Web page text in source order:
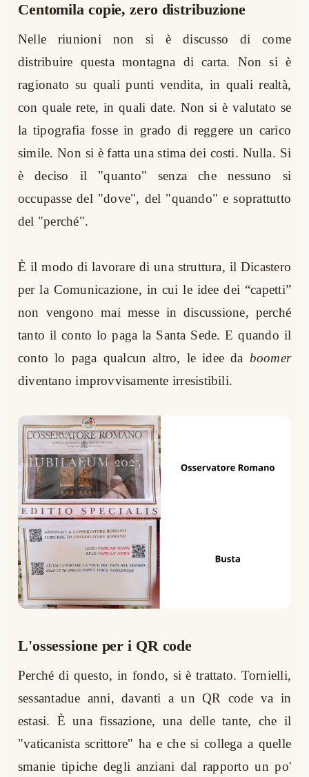
Centomila copie, zero distribuzione
Nelle riunioni non si è discusso di come
distribuire questa montagna di carta. Non si è
ragionato su quali punti vendita, in quali realtà,
con quale rete, in quali date. Non si è valutato se
la tipografia fosse in grado di reggere un carico
simile. Non si è fatta una stima dei costi. Nulla. Si
è deciso il "quanto" senza che nessuno si
occupasse del "dove", del "quando" e soprattutto
del "perché".
È il modo di lavorare di una struttura, il Dicastero
per la Comunicazione, in cui le idee dei “capetti”
non vengono mai messe in discussione, perché
tanto il conto lo paga la Santa Sede. E quando il
conto lo paga qualcun altro, le idee da boomer
diventano improvvisamente irresistibili.
L'ossessione per i QR code
Perché di questo, in fondo, si è trattato. Tornielli,
sessantadue anni, davanti a un QR code va in
estasi. È una fissazione, una delle tante, che il
"vaticanista scrittore" ha e che si collega a quelle
smanie tipiche degli anziani dal rapporto un po'